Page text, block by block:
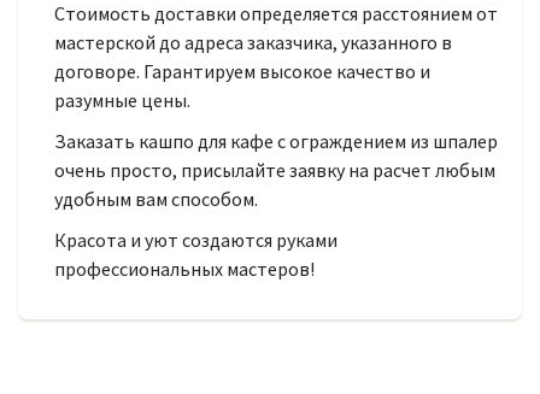
Стоимость доставки определяется расстоянием от
мастерской до адреса заказчика, указанного в
договоре. Гарантируем высокое качество и
разумные цены.
Заказать кашпо для кафе с ограждением из шпалер
очень просто, присылайте заявку на расчет любым
удобным вам способом.
Красота и уют создаются руками
профессиональных мастеров!